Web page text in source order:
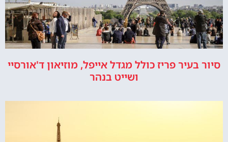
סיור בעיר פריז כולל מגדל אייפל, מוזיאון ד'אורסיי
ושייט בנהר